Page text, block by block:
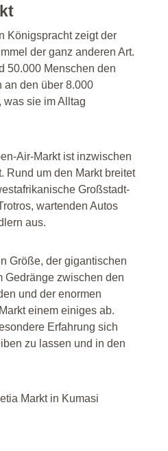
Königspracht zeigt der
der ganz anderen Art.
50.000 Menschen den
an den über 8.000
was sie im Alltag
Air-Markt ist inzwischen
Rund um den Markt breitet
Großstadt-
wartenden Autos
aus.
Größe, der gigantischen
Gedränge zwischen den
und der enormen
einem einiges ab.
Erfahrung sich
zu lassen und in den